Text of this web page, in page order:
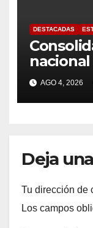
DESTACADAS
Ciencias
AGO 4, 2026
Deja
Tu dirección de
Los campos